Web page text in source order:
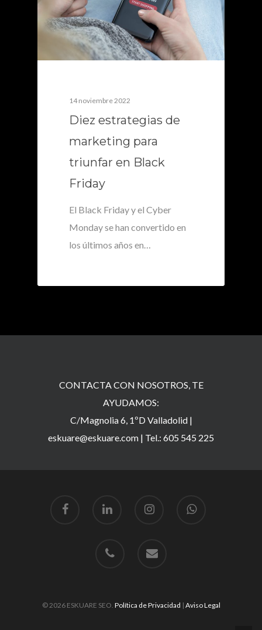
14 noviembre 2022
Diez estrategias de
marketing para
triunfar en Black
Friday
El Black Friday y el Cyber
Monday se han convertido en
los últimos años en…
CONTACTA CON NOSOTROS, TE
AYUDAMOS:
C/Magnolia 6, 1ºD Valladolid |
eskuare@eskuare.com | Tel.: 605 545 225
© 2026 ESKUARE SEO. Política de Privacidad | Aviso Legal